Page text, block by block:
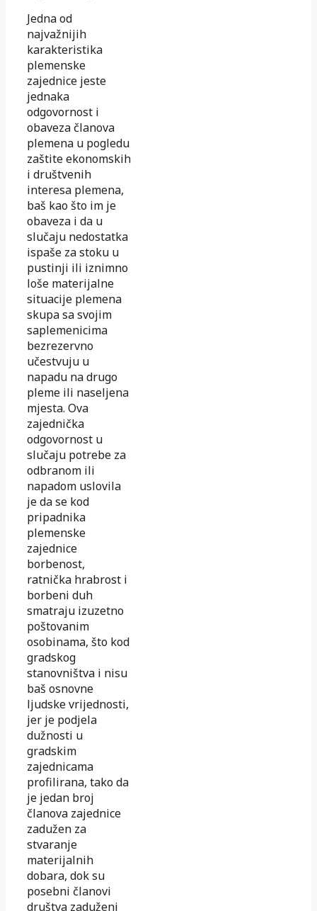
Jedna od
najvažnijih
karakteristika
plemenske
zajednice jeste
jednaka
odgovornost i
obaveza članova
plemena u pogledu
zaštite ekonomskih
i društvenih
interesa plemena,
baš kao što im je
obaveza i da u
slučaju nedostatka
ispaše za stoku u
pustinji ili iznimno
loše materijalne
situacije plemena
skupa sa svojim
saplemenicima
bezrezervno
učestvuju u
napadu na drugo
pleme ili naseljena
mjesta. Ova
zajednička
odgovornost u
slučaju potrebe za
odbranom ili
napadom uslovila
je da se kod
pripadnika
plemenske
zajednice
borbenost,
ratnička hrabrost i
borbeni duh
smatraju izuzetno
poštovanim
osobinama, što kod
gradskog
stanovništva i nisu
baš osnovne
ljudske vrijednosti,
jer je podjela
dužnosti u
gradskim
zajednicama
profilirana, tako da
je jedan broj
članova zajednice
zadužen za
stvaranje
materijalnih
dobara, dok su
posebni članovi
društva zaduženi